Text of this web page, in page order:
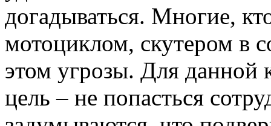
догадываться. Многие,
мотоциклом, скутером в
этом угрозы. Для данной
цель – не попасться